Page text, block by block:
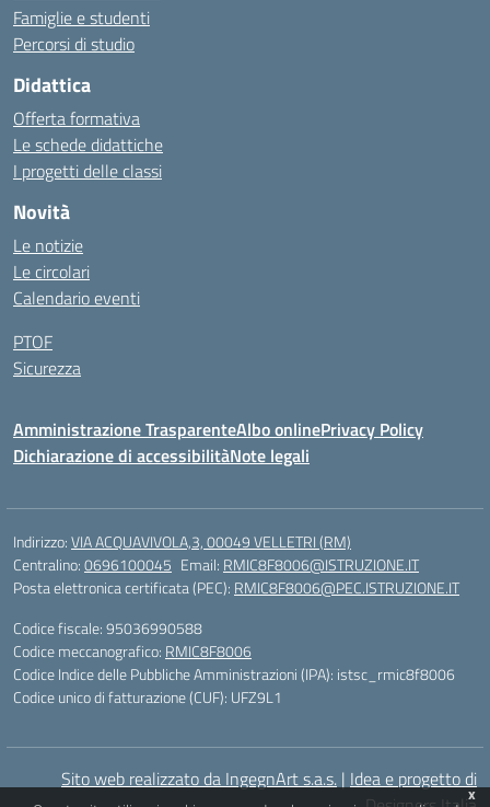
Famiglie e studenti
Percorsi di studio
Didattica
Offerta formativa
Le schede didattiche
I progetti delle classi
Novità
Le notizie
Le circolari
Calendario eventi
PTOF
Sicurezza
Amministrazione TrasparenteAlbo onlinePrivacy Policy
Dichiarazione di accessibilitàNote legali
Indirizzo:VIA ACQUAVIVOLA,3, 00049 VELLETRI (RM)
Centralino:0696100045 Email: RMIC8F8006@ISTRUZIONE.IT
Posta elettronica certificata (PEC): RMIC8F8006@PEC.ISTRUZIONE.IT
Codice fiscale: 95036990588
Codice meccanografico: RMIC8F8006
Codice Indice delle Pubbliche Amministrazioni (IPA): istsc_rmic8f8006
Codice unico di fatturazione (CUF): UFZ9L1
Sito web realizzato da IngegnArt s.a.s. | Idea e progetto di
x